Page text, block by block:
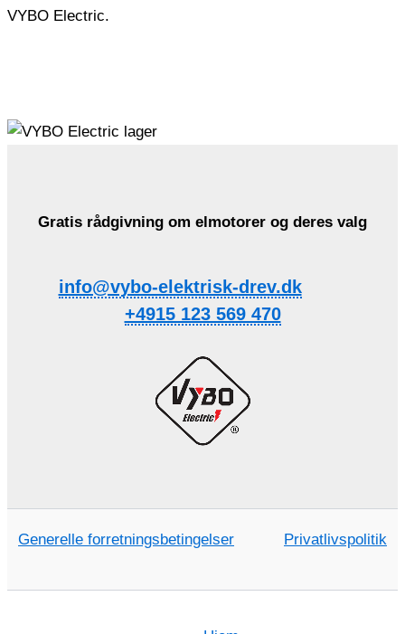
VYBO Electric.
Gratis rådgivning om elmotorer og deres valg
info@vybo-elektrisk-drev.dk
+4915 123 569 470
Generelle forretningsbetingelser Privatlivspolitik